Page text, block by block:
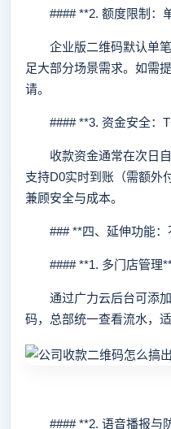
#### **2. 额度限制：
企业版二维码默认单笔
足大部分场景需求。如需
请。
#### **3. 资金安全：
收款资金通常在次日自
支持D0实时到账（需额外
兼顾安全与成本。
### **四、延伸功能：
#### **1. 多门店管理
通过广力云后台可添加
码，总部统一查看流水，适
#### **2. 语音播报与